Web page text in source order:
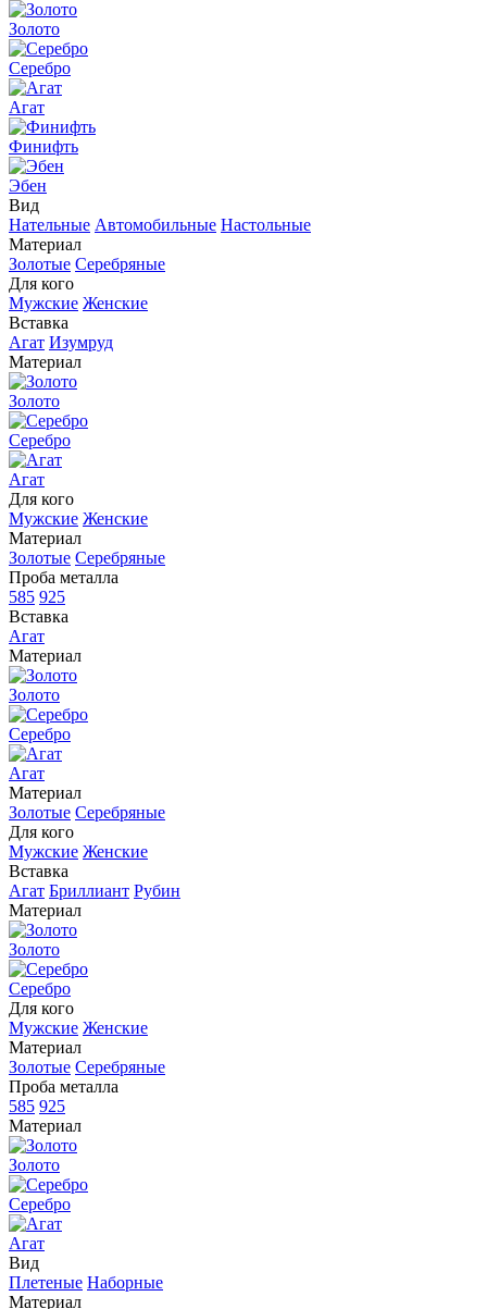
Золото
Серебро
Агат
Финифть
Эбен
Вид
Нательные Автомобильные Настольные
Материал
Золотые Серебряные
Для кого
Мужские Женские
Вставка
Агат Изумруд
Материал
Золото
Серебро
Агат
Для кого
Мужские Женские
Материал
Золотые Серебряные
Проба металла
585 925
Вставка
Агат
Материал
Золото
Серебро
Агат
Материал
Золотые Серебряные
Для кого
Мужские Женские
Вставка
Агат Бриллиант Рубин
Материал
Золото
Серебро
Для кого
Мужские Женские
Материал
Золотые Серебряные
Проба металла
585 925
Материал
Золото
Серебро
Агат
Вид
Плетеные Наборные
Материал